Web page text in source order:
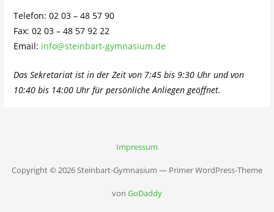
Telefon: 02 03 – 48 57 90
Fax: 02 03 – 48 57 92 22
Email: info@steinbart-gymnasium.de
Das Sekretariat ist in der Zeit von 7:45 bis 9:30 Uhr und von
10:40 bis 14:00 Uhr für persönliche Anliegen geöffnet.
Impressum
Copyright © 2026 Steinbart-Gymnasium — Primer WordPress-Theme
von GoDaddy